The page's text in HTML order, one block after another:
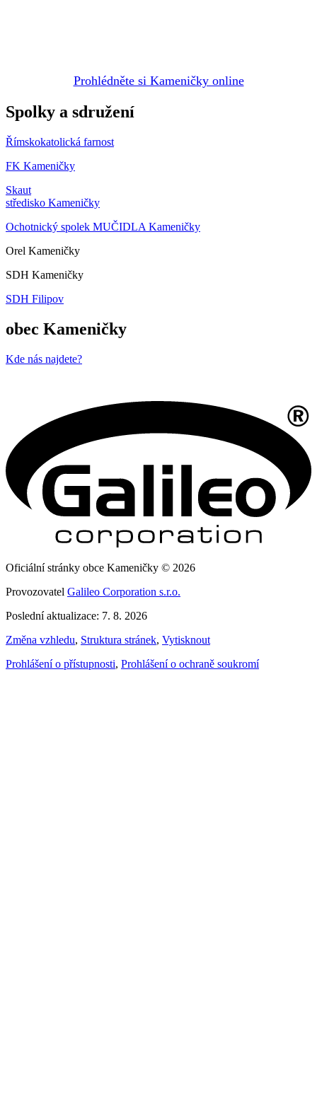
Prohlédněte si Kameničky online
Spolky a sdružení
Římskokatolická farnost
FK Kameničky
Skaut
středisko Kameničky
Ochotnický spolek MUČIDLA Kameničky
Orel Kameničky
SDH Kameničky
SDH Filipov
obec Kameničky
Kde nás najdete?
Oficiální stránky obce Kameničky © 2026
Provozovatel Galileo Corporation s.r.o.
Poslední aktualizace: 7. 8. 2026
Změna vzhledu, Struktura stránek, Vytisknout
Prohlášení o přístupnosti, Prohlášení o ochraně soukromí